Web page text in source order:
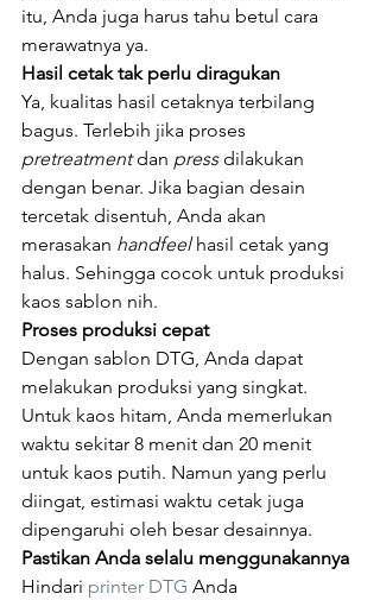
itu, Anda juga harus tahu betul cara
merawatnya ya.
Hasil cetak tak perlu diragukan
Ya, kualitas hasil cetaknya terbilang
bagus. Terlebih jika proses
pretreatment dan press dilakukan
dengan benar. Jika bagian desain
tercetak disentuh, Anda akan
merasakan handfeel hasil cetak yang
halus. Sehingga cocok untuk produksi
kaos sablon nih.
Proses produksi cepat
Dengan sablon DTG, Anda dapat
melakukan produksi yang singkat.
Untuk kaos hitam, Anda memerlukan
waktu sekitar 8 menit dan 20 menit
untuk kaos putih. Namun yang perlu
diingat, estimasi waktu cetak juga
dipengaruhi oleh besar desainnya.
Pastikan Anda selalu menggunakannya
Hindari printer DTG Anda